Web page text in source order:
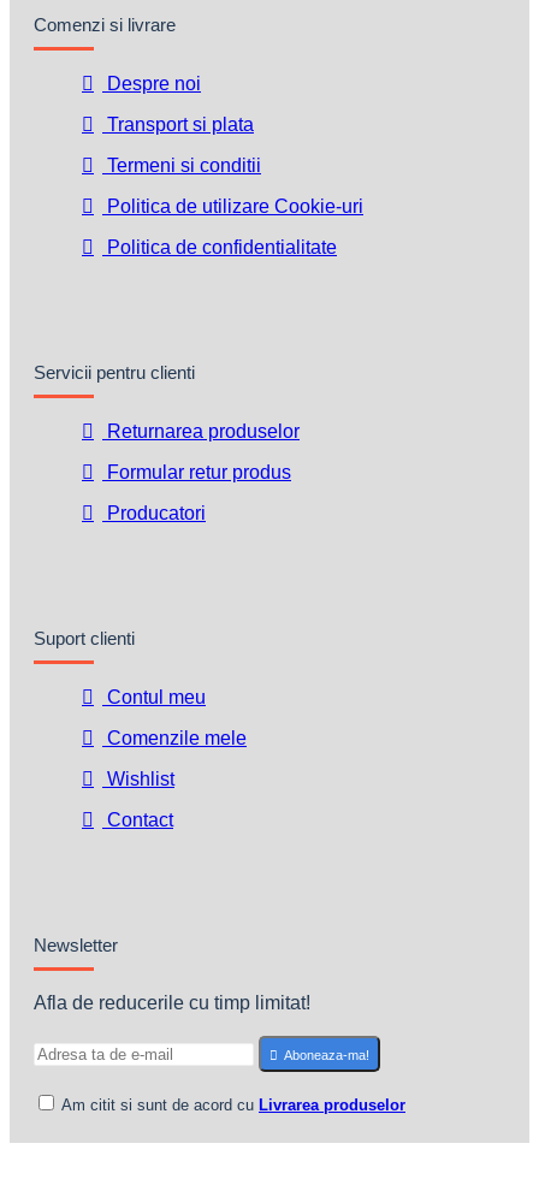
Comenzi si livrare
Despre noi
Transport si plata
Termeni si conditii
Politica de utilizare Cookie-uri
Politica de confidentialitate
Servicii pentru clienti
Returnarea produselor
Formular retur produs
Producatori
Suport clienti
Contul meu
Comenzile mele
Wishlist
Contact
Newsletter
Afla de reducerile cu timp limitat!
Aboneaza-ma!
Am citit si sunt de acord cu Livrarea produselor